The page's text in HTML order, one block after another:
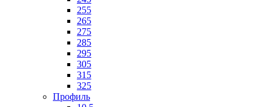
255
265
275
285
295
305
315
325
Профиль